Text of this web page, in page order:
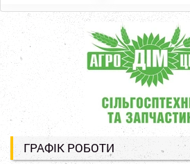
ГРАФІК РОБОТИ